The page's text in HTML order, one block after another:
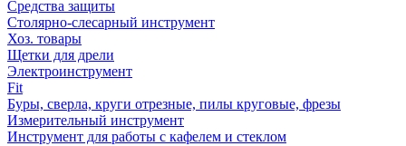
Средства защиты
Столярно-слесарный инструмент
Хоз. товары
Щетки для дрели
Электроинструмент
Fit
Буры, сверла, круги отрезные, пилы круговые, фрезы
Измерительный инструмент
Инструмент для работы с кафелем и стеклом